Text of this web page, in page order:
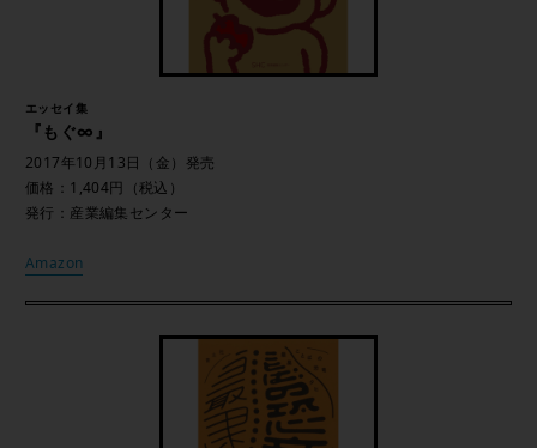
エッセイ集
『もぐ∞』
2017年10月13日（金）発売
価格：1,404円（税込）
発行：産業編集センター
Amazon